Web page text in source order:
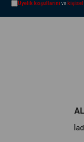
Üyelik koşullarını ve